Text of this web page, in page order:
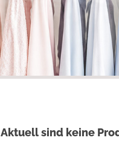
Aktuell sind keine